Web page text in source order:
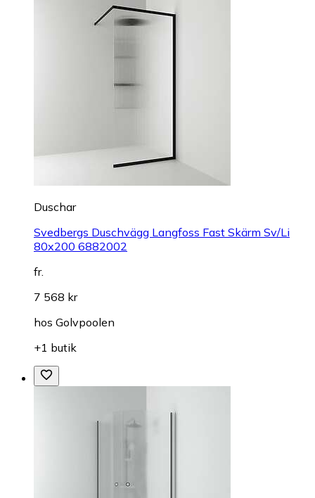
Duschar
Svedbergs Duschvägg Langfoss Fast Skärm Sv/Li
80x200 6882002
fr.
7 568 kr
hos Golvpoolen
+1 butik